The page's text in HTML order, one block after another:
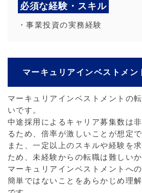
必須な経験・スキル
・事業投資の実務経験
マーキュリアインベストメン
マーキュリアインベストメントの
いです。
中途採用によるキャリア募集数は
るため、倍率が激しいことが想定で
また、一定以上のスキルや経験を
ため、未経験からの転職は難しい
マーキュリアインベストメントへ
簡単ではないことをあらかじめ理